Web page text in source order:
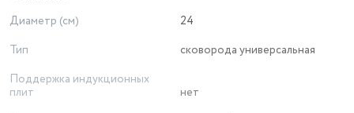
Диаметр (см)
24
Тип
сковорода универсальная
Поддержка индукционных
плит
нет